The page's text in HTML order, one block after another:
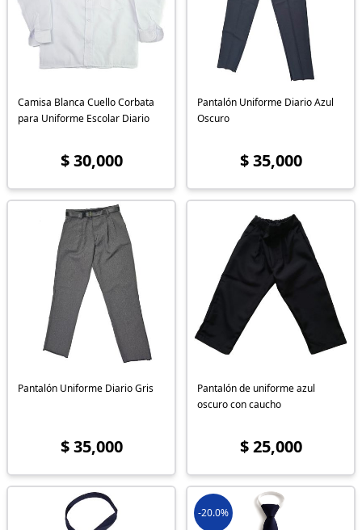
Camisa Blanca Cuello Corbata
para Uniforme Escolar Diario
$ 30,000
Pantalón Uniforme Diario Azul
Oscuro
$ 35,000
Pantalón Uniforme Diario Gris
$ 35,000
Pantalón de uniforme azul
oscuro con caucho
$ 25,000
-20.0%